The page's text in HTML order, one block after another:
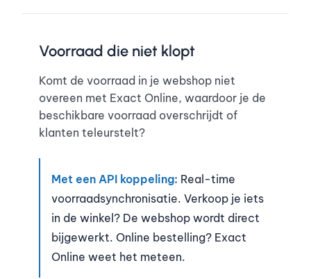
Voorraad die niet klopt
Komt de voorraad in je webshop niet
overeen met Exact Online, waardoor je de
beschikbare voorraad overschrijdt of
klanten teleurstelt?
Met een API koppeling: Real-time
voorraadsynchronisatie. Verkoop je iets
in de winkel? De webshop wordt direct
bijgewerkt. Online bestelling? Exact
Online weet het meteen.